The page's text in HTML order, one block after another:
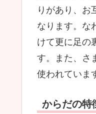
りがあり、お
なります。な
けて更に足の
す。また、さ
使われていま
からだの特